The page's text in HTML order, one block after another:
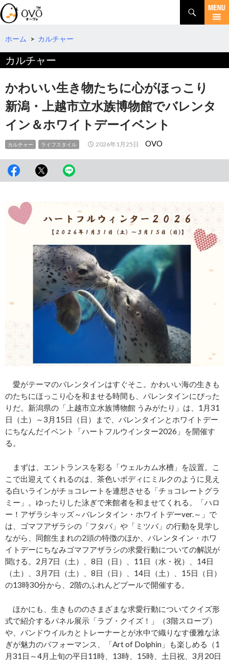
検
索
コ
テ
ツ
へ
動
ホーム > カルチャー
カルチャー
かわいい生き物たちに心がほっこり
新潟・上越市立水族博物館でバレンタ
イン＆ホワイトデーイベント
カルチャー ライフスタイル 2026年1月25日 OVO
愛がテーマのバレンタインはすぐそこ。かわいい海の生きも
のたちにほっこり心を和ませる時間も、バレンタインにぴった
りだ。新潟県の「上越市立水族博物館 うみがたり」は、1月31
日（土）～3月15日（日）まで、バレンタインとホワイトデー
にちなんだイベント「ハートフルウインター2026」を開催す
る。
まずは、エントランスを彩る「ウェルカム水槽」を設置。こ
こで出迎えてくれるのは、茶色いボディにミルクのように見え
る白いラインがチョコレートを連想させる「チョコレートグラ
ミー」。ゆったりした泳ぎで来館者を和ませてくれる。「ハロ
ー！アザラシキッズ～バレンタイン・ホワイトデーver.～」で
は、ゴマフアザラシの「フタバ」や「ミツバ」の行動を見学し
ながら、同館生まれの2頭の特徴のほか、バレンタイン・ホワ
イトデーにちなみゴマフアザラシの求愛行動についての解説が
聞ける。2月7日（土）、8日（日）、11日（水・祝）、14日
（土）、3月7日（土）、8日（日）、14日（土）、15日（日）
の13時30分から、2階のふれんどプールで開催する。
ほかにも、生きもののさまざまな求愛行動についてクイズ形
式で紹介するパネル展示「ラブ・クイズ！」（3階スロープ）
や、バンドウイルカとトレーナーとが水中で織りなす優雅な泳
ぎが魅力のパフォーマンス、「Art of Dolphin」も楽しめる（1
月31日～4月上旬の平日11時、13時、15時、土日祝、3月20日